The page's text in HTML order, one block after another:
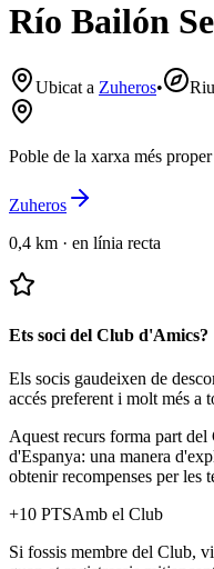
Río Bailón
Ubicat a Zuheros• Riu
Poble de la xarxa més proper
Zuheros
0,4 km · en línia recta
Ets soci del Club d'Amics?
Els socis gaudeixen de
accés preferent i molt més a
Aquest recurs forma part
d'Espanya: una manera
obtenir recompenses per les
+10 PTSAmb el Club
Si fossis membre del Club,